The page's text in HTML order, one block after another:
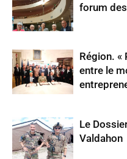
forum
Région. «
entre le
Le
Valdahon